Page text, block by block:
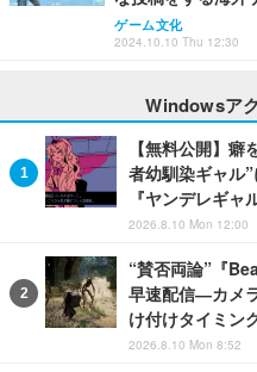
ゲーム文化
2024.10.10 Thu 12:30
Windowsア
【無料公開】癖
者幼馴染ギャル
『ヤンデレギャ
2026.8.10 Mon 12:00
“賛否両論”『
早速配信―カメ
け付けタイミン
2026.8.10 Mon 8:52